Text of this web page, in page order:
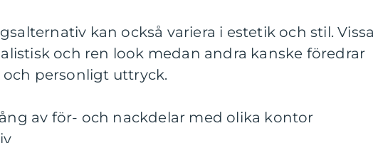
kan också variera i estetik och stil.
och ren look medan andra kanske föredrar
personligt uttryck.
av för- och nackdelar med olika kontor